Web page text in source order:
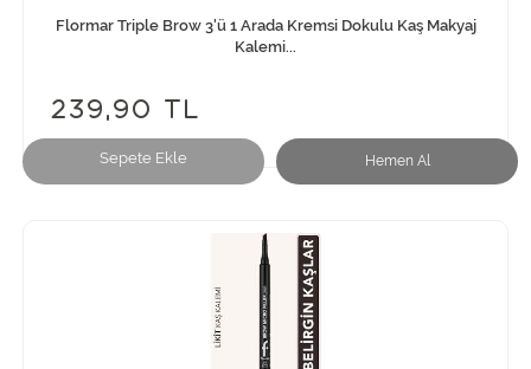
Sepete Ekle Hemen Al
Flormar Triple Brow 3'ü 1 Arada Kremsi Dokulu Kaş Makyaj
Kalemi...
239,90 TL